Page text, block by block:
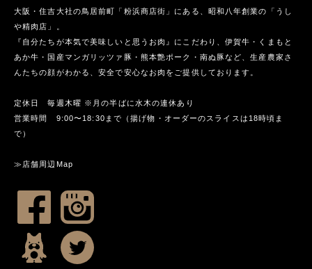
大阪・住吉大社の鳥居前町「粉浜商店街」にある、昭和八年創業の「うし
や精肉店」。
『自分たちが本気で美味しいと思うお肉』にこだわり、伊賀牛・くまもと
あか牛・国産マンガリッツァ豚・熊本艶ポーク・南ぬ豚など、生産農家さ
んたちの顔がわかる、安全で安心なお肉をご提供しております。
定休日 毎週木曜 ※月の半ばに水木の連休あり
営業時間 9:00〜18:30まで（揚げ物・オーダーのスライスは18時頃ま
で）
≫店舗周辺Map